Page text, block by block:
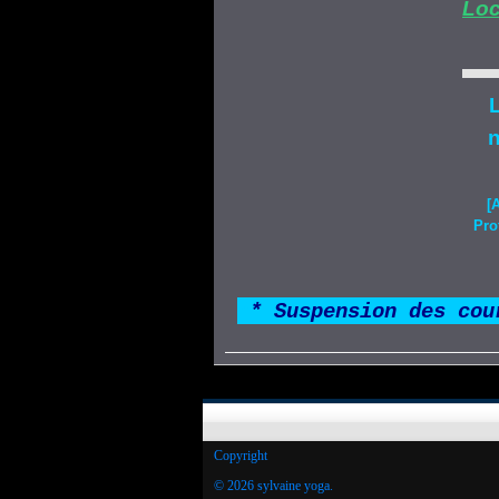
* Suspension des
Copyright
© 2026 sylvaine yoga.